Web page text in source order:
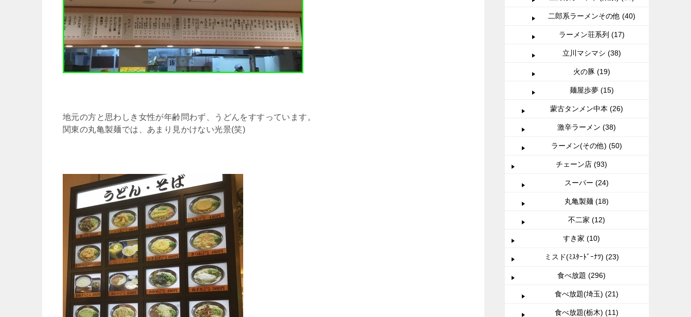
地元の方と思わしき女性が年齢問わず、うどんをすすっています。
関東の丸亀製麺では、あまり見かけない光景(笑)
二郎系ラーメンその他 (40)
ラーメン荘系列 (17)
立川マシマシ (38)
火の豚 (19)
麺屋歩夢 (15)
蒙古タンメン中本 (26)
激辛ラーメン (38)
ラーメン(その他) (50)
チェーン店 (93)
スーパー (24)
丸亀製麺 (18)
不二家 (12)
すき家 (10)
ミスド(ﾐｽﾀｰﾄﾞｰﾅﾂ) (23)
食べ放題 (296)
食べ放題(埼玉) (21)
食べ放題(栃木) (11)